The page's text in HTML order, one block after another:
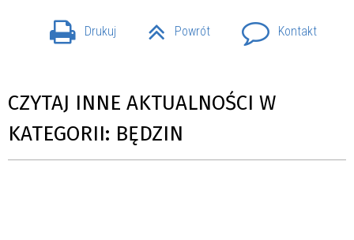
Drukuj Powrót Kontakt
CZYTAJ INNE AKTUALNOŚCI W
KATEGORII: BĘDZIN